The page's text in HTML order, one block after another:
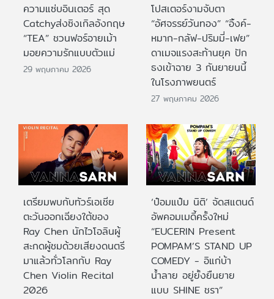
ความแซ่บอินเตอร์ สุด
Catchyส่งซิงเกิลอังกฤษ
“TEA” ชวนฟอร์อายเม้า
มอยความรักแบบตัวแม่
29 พฤษภาคม 2026
โปสเตอร์งามจับตา
“อัศจรรย์วันทอง” “อิ้งค์-
หมาก-กลัฟ-ปริมมี่-เฟย”
ดาเมจแรงสะท้านยุค ปัก
ธงเข้าฉาย 3 กันยายนนี้
ในโรงภาพยนตร์
27 พฤษภาคม 2026
เตรียมพบกับทัวร์เอเชีย
ตะวันออกเฉียงใต้ของ
Ray Chen นักไวโอลินผู้
สะกดผู้ชมด้วยเสียงดนตรี
มาแล้วทั่วโลกกับ Ray
Chen Violin Recital
2026
‘ป๋อมแป๋ม นิติ’ จัดสแตนด์
อัพคอมเมดี้ครั้งใหม่
“EUCERIN Present
POMPAM’S STAND UP
COMEDY - อิแก่บ้า
น้ำลาย อยู่ยั้งยืนยาย
แบบ SHINE ชรา”